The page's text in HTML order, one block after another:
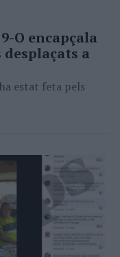
O encapçala
a
estat feta pels